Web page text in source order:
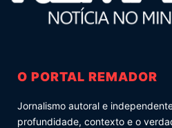
O PORTAL REMADOR
Jornalismo autoral e
profundidade, contexto e o